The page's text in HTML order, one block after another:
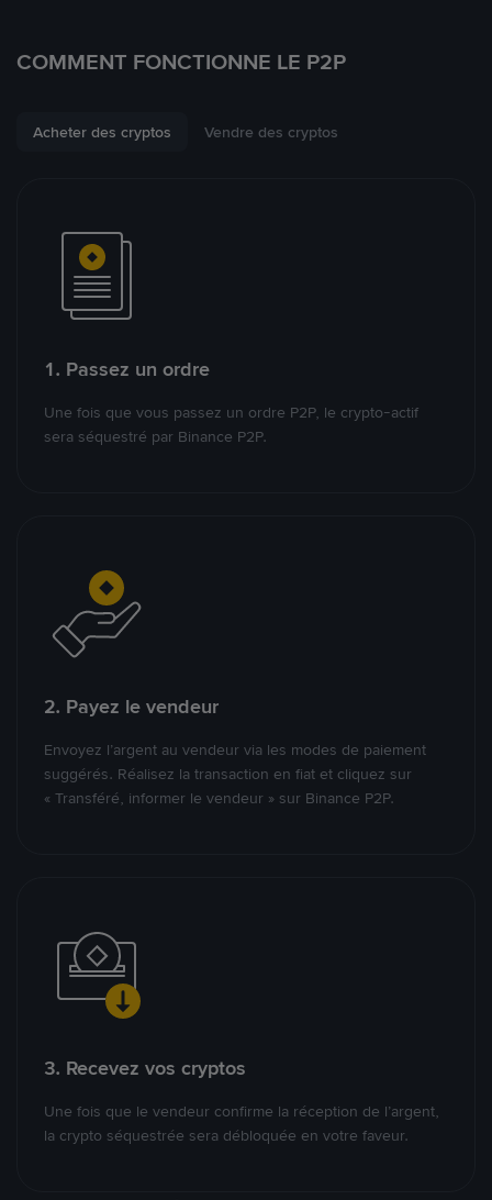
COMMENT FONCTIONNE LE P2P
Acheter des cryptos Vendre des cryptos
1. Passez un ordre
Une fois que vous passez un ordre P2P, le crypto-actif
sera séquestré par Binance P2P.
2. Payez le vendeur
Envoyez l’argent au vendeur via les modes de paiement
suggérés. Réalisez la transaction en fiat et cliquez sur
« Transféré, informer le vendeur » sur Binance P2P.
3. Recevez vos cryptos
Une fois que le vendeur confirme la réception de l’argent,
la crypto séquestrée sera débloquée en votre faveur.